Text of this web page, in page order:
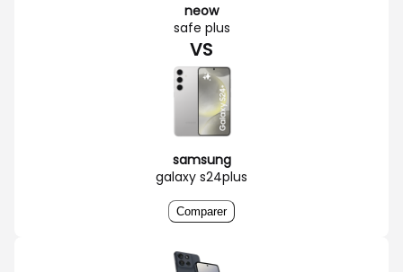
neow
safe plus
VS
samsung
galaxy s24plus
Comparer